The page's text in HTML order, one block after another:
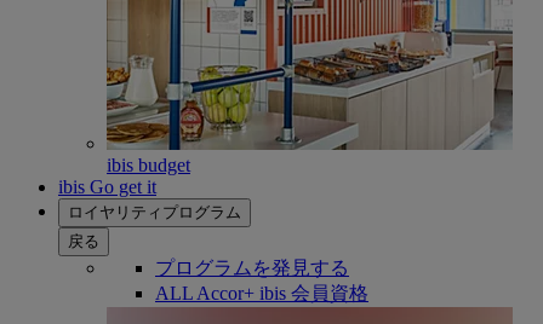
ibis budget
ibis Go get it
ロイヤリティプログラム
戻る
プログラムを発見する
ALL Accor+ ibis 会員資格